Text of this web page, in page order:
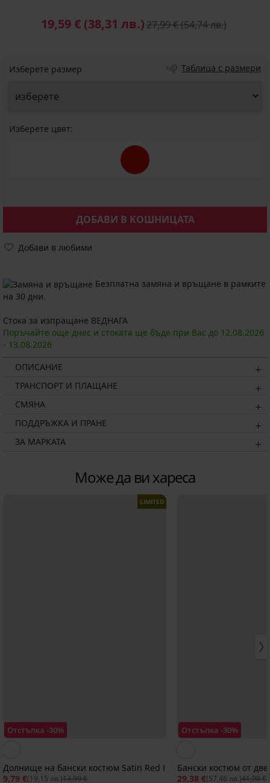
19,59 € (38,31 лв.)27,99 €(54,74 лв.)
Изберете размер Таблица с размери
Изберете цвят:
ДОБАВИ В КОШНИЦАТА
Добави в любими
Безплатна замяна и връщане в рамките
на 30 дни.
Стока за изпращане ВЕДНАГА
Поръчайте още днес и стоката ще бъде при Вас до 12.08.2026
- 13.08.2026
ОПИСАНИЕ
ТРАНСПОРТ И ПЛАЩАНЕ
СМЯНА
ПОДДРЪЖКА И ПРАНЕ
ЗА МАРКАТА
Може да ви хареса
Отстъпка -30%
LIMITED
Долнище на бански костюм Satin Red I
9,79 €(19,15 лв.)13,99 €
Отстъпка -30%
Бански костюм от
29,38 €(57,46 лв.)41,98 €